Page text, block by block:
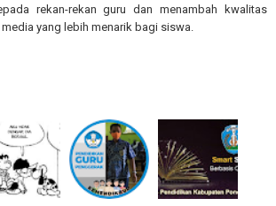
rekan-rekan guru dan menambah kwalitas
yang lebih menarik bagi siswa.